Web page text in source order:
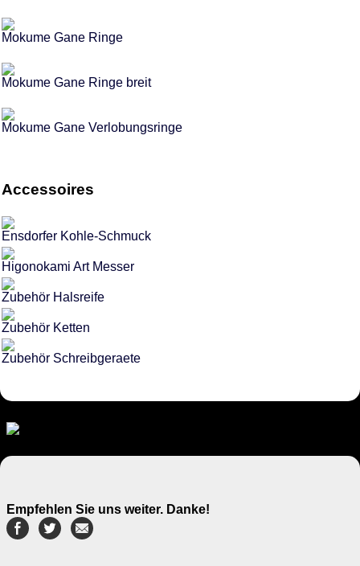
Mokume Gane Ringe
Mokume Gane Ringe breit
Mokume Gane Verlobungsringe
Accessoires
Ensdorfer Kohle-Schmuck
Higonokami Art Messer
Zubehör Halsreife
Zubehör Ketten
Zubehör Schreibgeraete
Empfehlen Sie uns weiter. Danke!